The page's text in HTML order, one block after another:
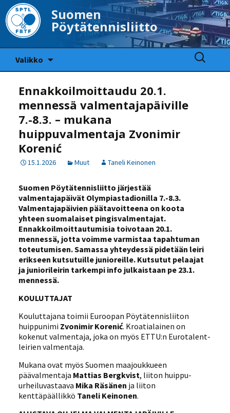
Suomen
Pöytätennisliitto
Valikko
Haku:
Ennakkoilmoittaudu 20.1.
mennessä valmentajapäiville
7.-8.3. – mukana
huippuvalmentaja Zvonimir
Korenić
15.1.2026 Muut Taneli Keinonen
Suomen Pöytätennisliitto järjestää
valmentajapäivät Olympiastadionilla 7.-8.3.
Valmentajapäivien päätavoitteena on koota
yhteen suomalaiset pingisvalmentajat.
Ennakkoilmoittautumisia toivotaan 20.1.
mennessä, jotta voimme varmistaa tapahtuman
toteutumisen. Samassa yhteydessä pidetään leiri
erikseen kutsutuille junioreille. Kutsutut pelaajat
ja juniorileirin tarkempi info julkaistaan pe 23.1.
mennessä.
KOULUTTAJAT
Kouluttajana toimii Euroopan Pöytätennisliiton
huippunimi Zvonimir Korenić. Kroatialainen on
kokenut valmentaja, joka on myös ETTU:n Eurotalent-
leirien valmentaja.
Mukana ovat myös Suomen maajoukkueen
päävalmentaja Mattias Bergkvist, liiton huippu-
urheiluvastaava Mika Räsänen ja liiton
kenttäpäällikkö Taneli Keinonen.